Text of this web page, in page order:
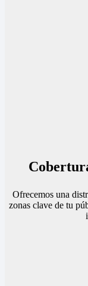
Ofrecemos una
zonas clave de tu